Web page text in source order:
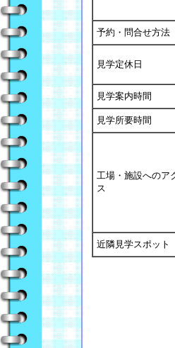
予約・問合せ方法
見学定休日
見学案内時間
見学所要時間
工場・施設へのア
ス
近隣見学スポット